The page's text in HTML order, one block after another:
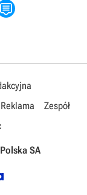
Reklama
Zespół
SA